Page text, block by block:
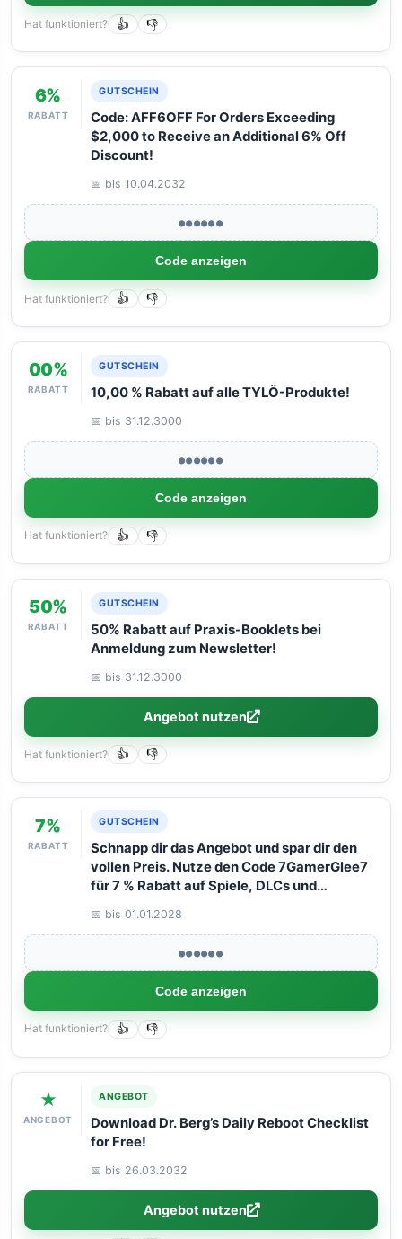
Hat funktioniert? 👍 👎
6%
RABATT
GUTSCHEIN
Code: AFF6OFF For Orders Exceeding
$2,000 to Receive an Additional 6% Off
Discount!
📅 bis 10.04.2032
●●●●●●
Code anzeigen
Hat funktioniert? 👍 👎
00%
RABATT
GUTSCHEIN
10,00 % Rabatt auf alle TYLÖ-Produkte!
📅 bis 31.12.3000
●●●●●●
Code anzeigen
Hat funktioniert? 👍 👎
50%
RABATT
GUTSCHEIN
50% Rabatt auf Praxis-Booklets bei
Anmeldung zum Newsletter!
📅 bis 31.12.3000
Angebot nutzen
Hat funktioniert? 👍 👎
7%
RABATT
GUTSCHEIN
Schnapp dir das Angebot und spar dir den
vollen Preis. Nutze den Code 7GamerGlee7
für 7 % Rabatt auf Spiele, DLCs und
maximalen Warenkorbwert von 125 Euro.
📅 bis 01.01.2028
●●●●●●
Code anzeigen
Hat funktioniert? 👍 👎
★
ANGEBOT
ANGEBOT
Download Dr. Berg’s Daily Reboot Checklist
for Free!
📅 bis 26.03.2032
Angebot nutzen